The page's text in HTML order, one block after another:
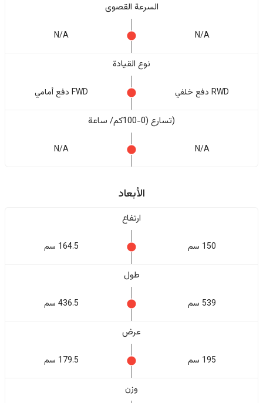
السرعة القصوى
N/A
N/A
نوع القيادة
RWD دفع خلفي FWD دفع أمامي
(تسارع (0-100كم/ ساعة
N/A
N/A
الأبعاد
ارتفاع
150 سم 164.5 سم
طول
539 سم 436.5 سم
عرض
195 سم 179.5 سم
وزن